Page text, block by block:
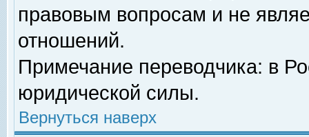
правовым вопросам и не
отношений.
Примечание переводчика: в
юридической силы.
Вернуться наверх